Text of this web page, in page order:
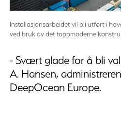
Installasjonsarbeidet vil bli utført i
ved bruk av det toppmoderne
- Svært glade for å bli
A. Hansen,
DeepOcean Europe.